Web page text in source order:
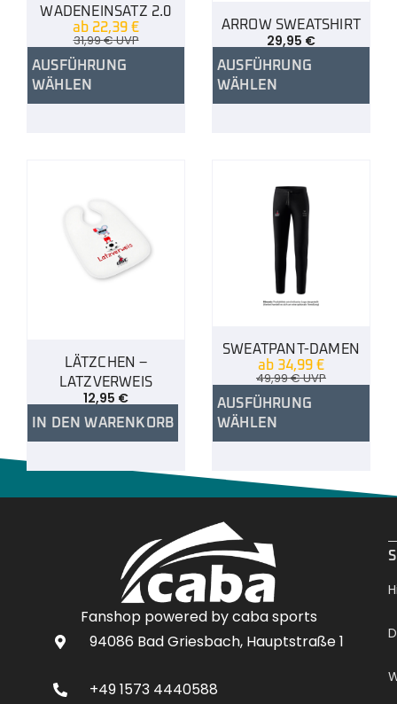
WADENEINSATZ 2.0
ab 22,39 €
31,99€UVP
AUSFÜHRUNG
WÄHLEN
ARROW SWEATSHIRT
29,95 €
AUSFÜHRUNG
WÄHLEN
LÄTZCHEN –
LATZVERWEIS
12,95 €
IN DEN WARENKORB
SWEATPANT-DAMEN
ab 34,99 €
49,99€UVP
AUSFÜHRUNG
WÄHLEN
Fanshop powered by caba sports
94086 Bad Griesbach, Hauptstraße 1
+49 1573 4440588